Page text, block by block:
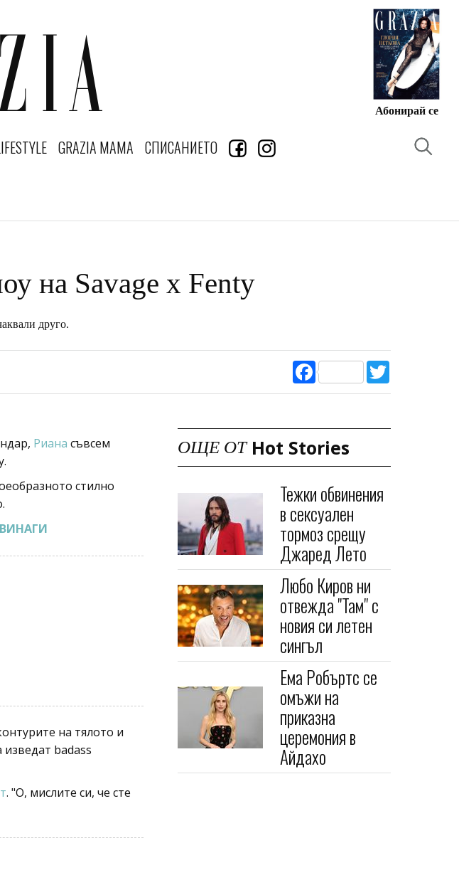
Абонирай се
GRAZIA MAMA СПИСАНИЕТО
на Savage x Fenty
друго.
Facebook
Риана съвсем
стилно
на тялото и
badass
. "О, мислите си, че сте
ОЩЕ ОТ Hot Stories
Тежки обвинения
в сексуален
тормоз срещу
Джаред Лето
Любо Киров ни
отвежда "Там" с
новия си летен
сингъл
Ема Робъртс се
омъжи на
приказна
церемония в
Айдахо